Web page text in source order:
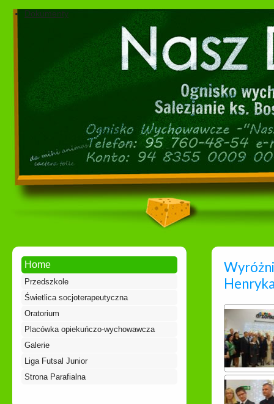
Dokumenty
Home
Przedszkole
Świetlica socjoterapeutyczna
Oratorium
Placówka opiekuńczo-wychowawcza
Galerie
Liga Futsal Junior
Strona Parafialna